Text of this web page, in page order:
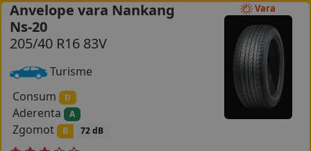
CONTACT
COS (
Vara
Anvelope vara Nankang
Ns-20
205/40 R16 83V
Turisme
Consum
D
Aderenta A
Zgomot B 72 dB